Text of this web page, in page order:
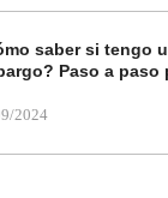
saber si tengo
Paso a paso
2024